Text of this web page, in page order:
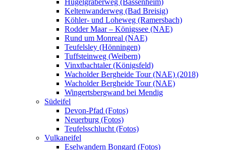
Hügelgräberweg (Bassenheim)
Keltenwanderweg (Bad Breisig)
Köhler- und Loheweg (Ramersbach)
Rodder Maar – Königssee (NAE)
Rund um Monreal (NAE)
Teufelsley (Hönningen)
Tuffsteinweg (Weibern)
Vinxtbachtaler (Königsfeld)
Wacholder Bergheide Tour (NAE) (2018)
Wacholder Bergheide Tour (NAE)
Wingertsbergwand bei Mendig
Südeifel
Devon-Pfad (Fotos)
Neuerburg (Fotos)
Teufelsschlucht (Fotos)
Vulkaneifel
Eselwandern Bongard (Fotos)